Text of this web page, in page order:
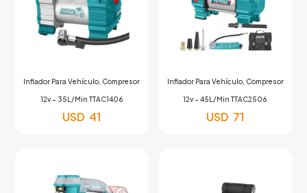
Inflador Para Vehículo, Compresor
12v – 35L/Min TTAC1406
USD 41
Inflador Para Vehículo, Compresor
12v – 45L/Min TTAC2506
USD 71